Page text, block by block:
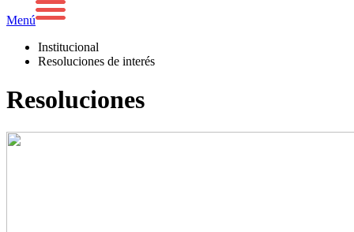
Menú
Institucional
Resoluciones de interés
Resoluciones